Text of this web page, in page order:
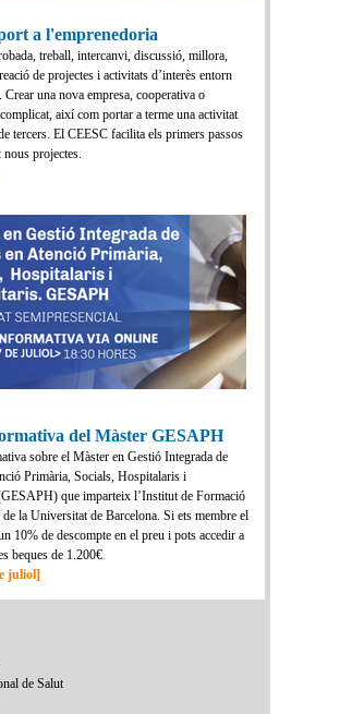
a l'emprenedoria
treball, intercanvi, discussió, millora,
de projectes i activitats d’interès entorn
Crear una nova empresa, cooperativa o
així com portar a terme una activitat
tercers. El CEESC facilita els primers passos
projectes.
del Màster GESAPH
sobre el Màster en Gestió Integrada de
Primària, Socials, Hospitalaris i
que imparteix l’Institut de Formació
la Universitat de Barcelona. Si ets membre el
10% de descompte en el preu i pots accedir a
beques de 1.200€.
juliol]
de Salut